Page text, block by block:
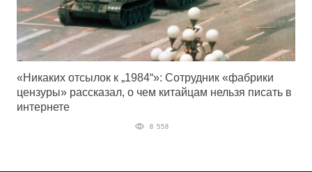
«Никаких отсылок к „1984“»: Сотрудник «фабрики
цензуры» рассказал, о чем китайцам нельзя писать в
интернете
8 558